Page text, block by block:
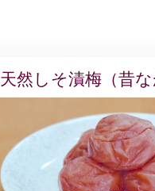
天然しそ漬梅（昔な